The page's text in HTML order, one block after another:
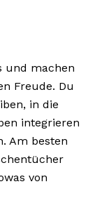
und machen
Freude. Du
in die
integrieren
Am besten
von